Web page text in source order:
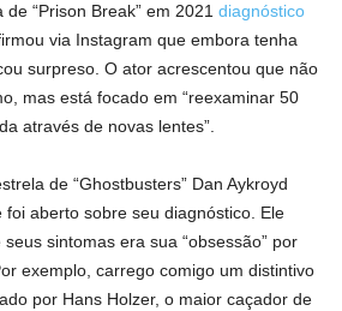
“Prison Break” em 2021 diagnóstico
via Instagram que embora tenha
surpreso. O ator acrescentou que não
mas está focado em “reexaminar 50
através de novas lentes”.
de “Ghostbusters” Dan Aykroyd
foi aberto sobre seu diagnóstico. Ele
sintomas era sua “obsessão” por
exemplo, carrego comigo um distintivo
por Hans Holzer, o maior caçador de